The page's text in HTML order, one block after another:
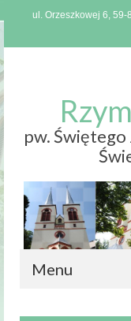
ul. Orzeszkowej 6,
pw.
Menu